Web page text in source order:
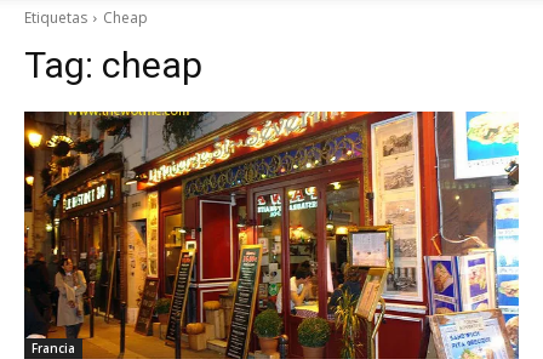
Thru
My
Etiquetas Cheap
Tag: cheap
Francia